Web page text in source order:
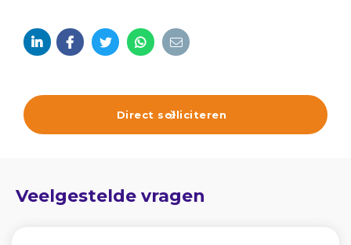
    
Direct solliciteren

Veelgestelde vragen